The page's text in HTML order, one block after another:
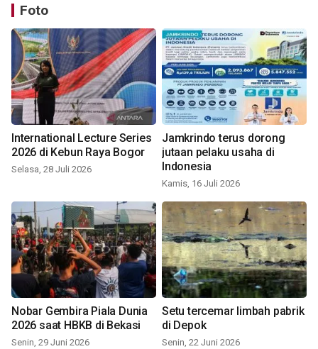
Foto
International Lecture Series
2026 di Kebun Raya Bogor
Selasa, 28 Juli 2026
Jamkrindo terus dorong
jutaan pelaku usaha di
Indonesia
Kamis, 16 Juli 2026
Nobar Gembira Piala Dunia
2026 saat HBKB di Bekasi
Senin, 29 Juni 2026
Setu tercemar limbah pabrik
di Depok
Senin, 22 Juni 2026